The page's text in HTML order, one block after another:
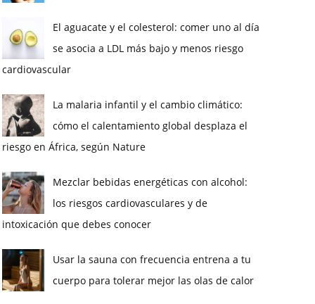
El aguacate y el colesterol: comer uno al día
se asocia a LDL más bajo y menos riesgo
cardiovascular
La malaria infantil y el cambio climático:
cómo el calentamiento global desplaza el
riesgo en África, según Nature
Mezclar bebidas energéticas con alcohol:
los riesgos cardiovasculares y de
intoxicación que debes conocer
Usar la sauna con frecuencia entrena a tu
cuerpo para tolerar mejor las olas de calor